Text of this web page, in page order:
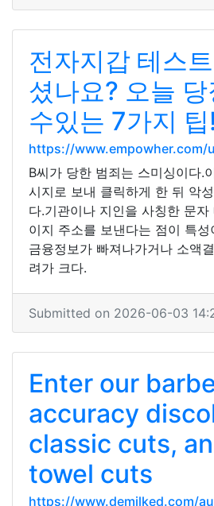
전자지갑 테스
셨나요? 오늘
수있는 7가지 팁!
https://www.empowher.com/
B씨가 당한 범죄는 스미싱이다.
시지로 보내 클릭하게 한 뒤 악
다.기관이나 지인을 사칭한 문
이지 주소를 보낸다는 점이 특
금융정보가 빠져나가거나 소액
려가 크다.
Submitted on 2026-06-03
Enter our
accuracy
classic cuts,
towel cuts
https://www.demilked.com/